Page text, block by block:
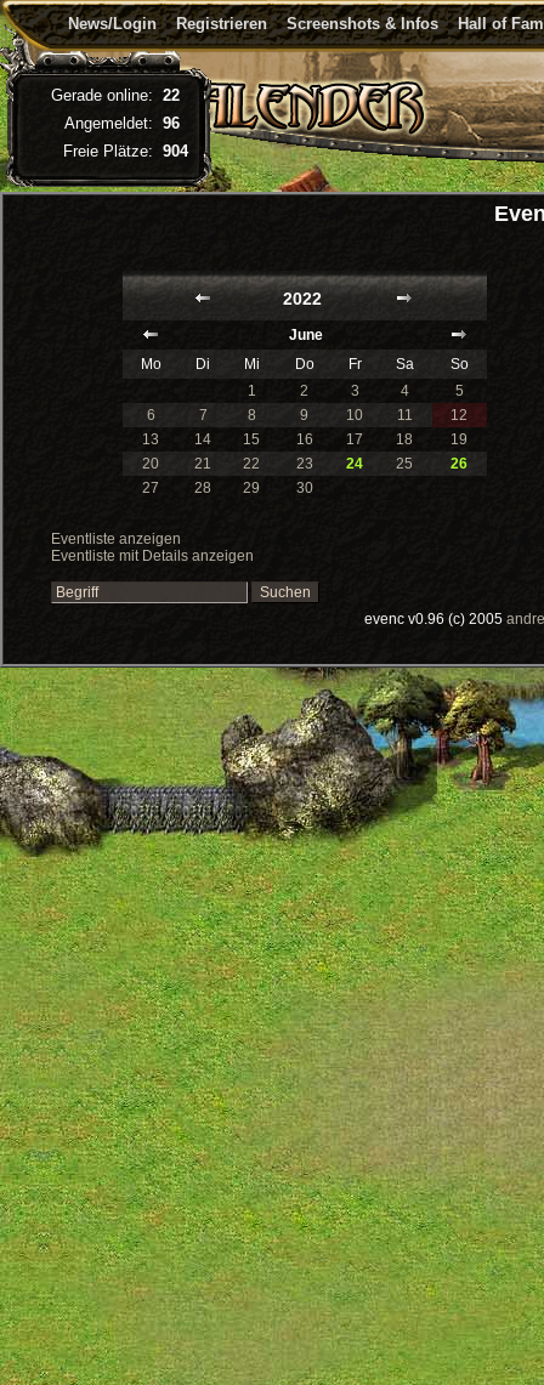
News/Login Registrieren Screenshots & Infos Hall of
2022
June
Mo
Di Mi Do Fr Sa
So
1
2 3 4
5
6
7 8 9 10 11
12
13
14 15 16 17 18
19
20
21 22 23 24 25
26
27
28 29 30
Eventliste anzeigen
Eventliste mit Details anzeigen
evenc v0.96 (c) 2005
Gerade online: 22
Angemeldet: 96
Freie Plätze: 904